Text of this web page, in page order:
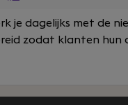
je dagelijks met de
zodat klanten hun